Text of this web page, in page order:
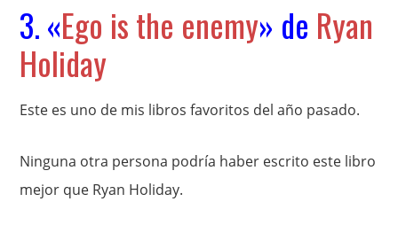
3. «Ego is the enemy» de Ryan
Holiday
Este es uno de mis libros favoritos del año pasado.
Ninguna otra persona podría haber escrito este libro
mejor que Ryan Holiday.